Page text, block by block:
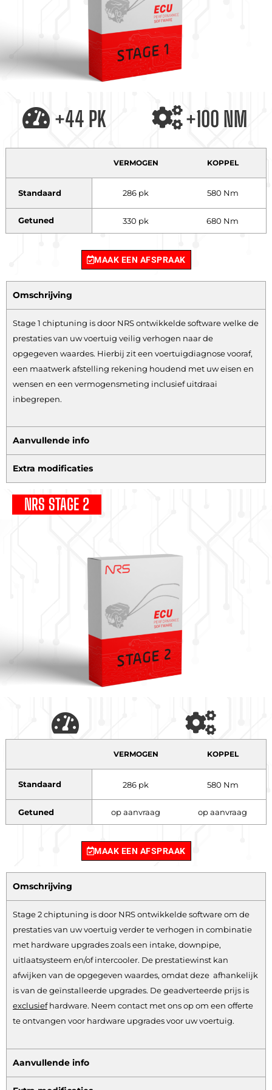
+44 PK +100 NM
VERMOGEN KOPPEL
Standaard 286 pk 580 Nm
Getuned 330 pk 680 Nm
MAAK EEN AFSPRAAK
Omschrijving
Stage 1 chiptuning is door NRS ontwikkelde software welke de
prestaties van uw voertuig veilig verhogen naar de
opgegeven waardes. Hierbij zit een voertuigdiagnose vooraf,
een maatwerk afstelling rekening houdend met uw eisen en
wensen en een vermogensmeting inclusief uitdraai
inbegrepen.
Aanvullende info
Extra modificaties
NRS STAGE 2
VERMOGEN KOPPEL
Standaard 286 pk 580 Nm
Getuned op aanvraag op aanvraag
MAAK EEN AFSPRAAK
Omschrijving
Stage 2 chiptuning is door NRS ontwikkelde software om de
prestaties van uw voertuig verder te verhogen in combinatie
met hardware upgrades zoals een intake, downpipe,
uitlaatsysteem en/of intercooler. De prestatiewinst kan
afwijken van de opgegeven waardes, omdat deze afhankelijk
is van de geïnstalleerde upgrades. De geadverteerde prijs is
exclusiefhardware. Neem contact met ons op om een offerte
te ontvangen voor hardware upgrades voor uw voertuig.
Aanvullende info